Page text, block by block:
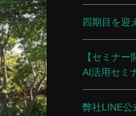
四期目を迎
【セミナ
AI活用セミ
弊社LINE公